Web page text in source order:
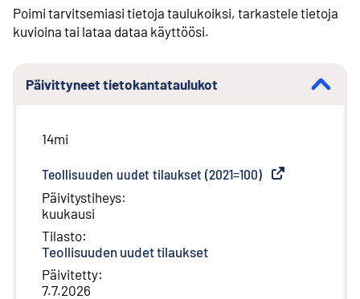
Poimi tarvitsemiasi tietoja taulukoiksi, tarkastele tietoja
kuvioina tai lataa dataa käyttöösi.
Päivittyneet tietokantataulukot
14mi
Teollisuuden uudet tilaukset (2021=100) Ulkoinen linkki
Päivitystiheys:
kuukausi
Tilasto:
Teollisuuden uudet tilaukset
Päivitetty:
7.7.2026